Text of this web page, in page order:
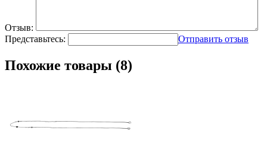
Отзыв:
Представьтесь:
Отправить отзыв
Похожие товары (8)